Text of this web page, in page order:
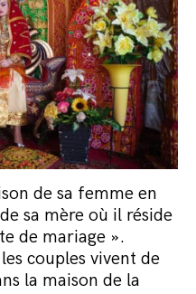
de sa femme en
sa mère où il réside
de mariage ».
couples vivent de
la maison de la